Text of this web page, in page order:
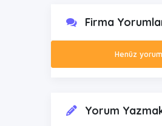
Firma
Henüz
Yorum